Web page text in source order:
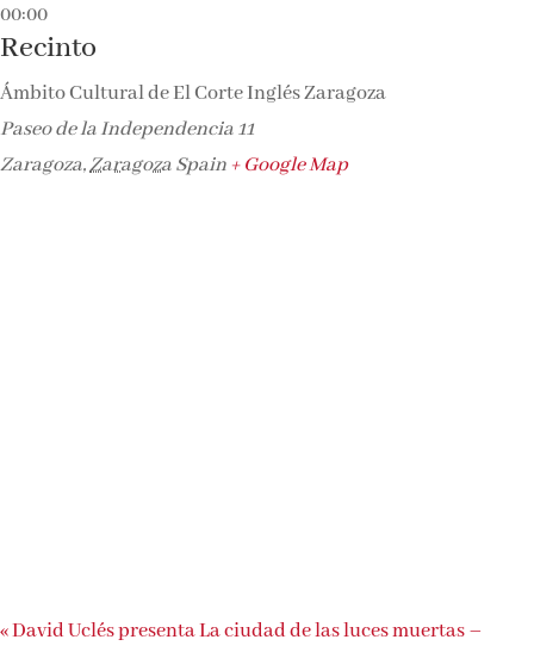
00:00
Recinto
Ámbito Cultural de El Corte Inglés Zaragoza
Paseo de la Independencia 11
Zaragoza,ZaragozaSpain + Google Map
«David Uclés presenta La ciudad de las luces muertas –